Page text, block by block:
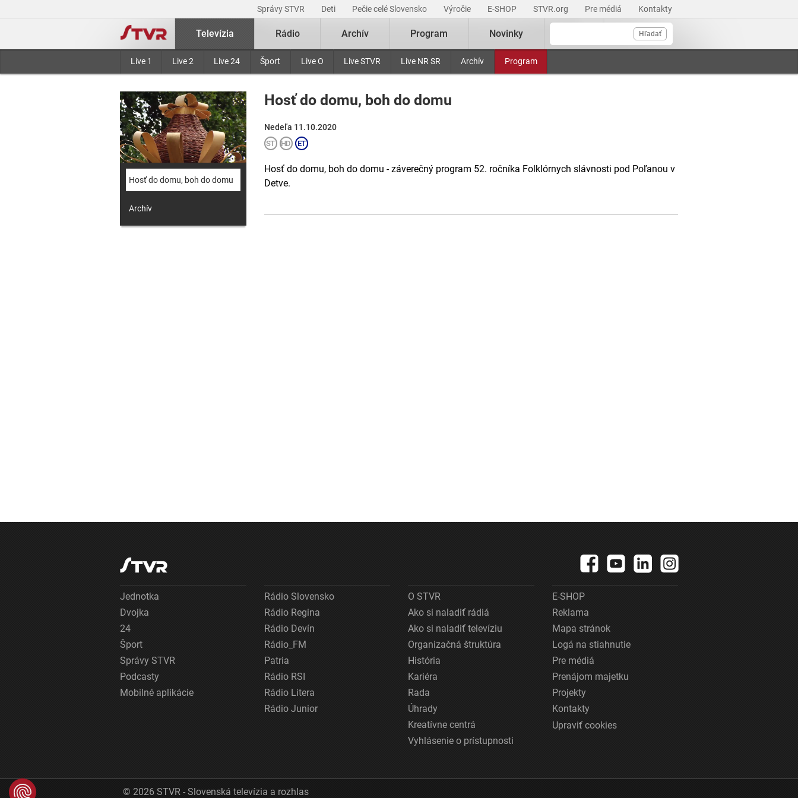
Správy STVR Deti Pečie celé Slovensko Výročie E-SHOP STVR.org Pre médiá Kontakty
Hľadať
Televízia
Live 1 Live 2 Live 24 Šport Live O Live STVR Live NR SR Archív Program
Rádio Archív Program Novinky
Hosť do domu, boh do domu
Archív
Hosť do domu, boh do domu
Nedeľa 11.10.2020
Hosť do domu, boh do domu - záverečný program 52. ročníka Folklórnych slávnosti pod Poľanou v
Detve.
Jednotka
Dvojka
24
Šport
Správy STVR
Podcasty
Mobilné aplikácie
Rádio Slovensko
Rádio Regina
Rádio Devín
Rádio_FM
Patria
Rádio RSI
Rádio Litera
Rádio Junior
O STVR
Ako si naladiť rádiá
Ako si naladiť televíziu
Organizačná štruktúra
História
Kariéra
Rada
Úhrady
Kreatívne centrá
Vyhlásenie o prístupnosti
E-SHOP
Reklama
Mapa stránok
Logá na stiahnutie
Pre médiá
Prenájom majetku
Projekty
Kontakty
Upraviť cookies
© 2026 STVR - Slovenská televízia a rozhlas